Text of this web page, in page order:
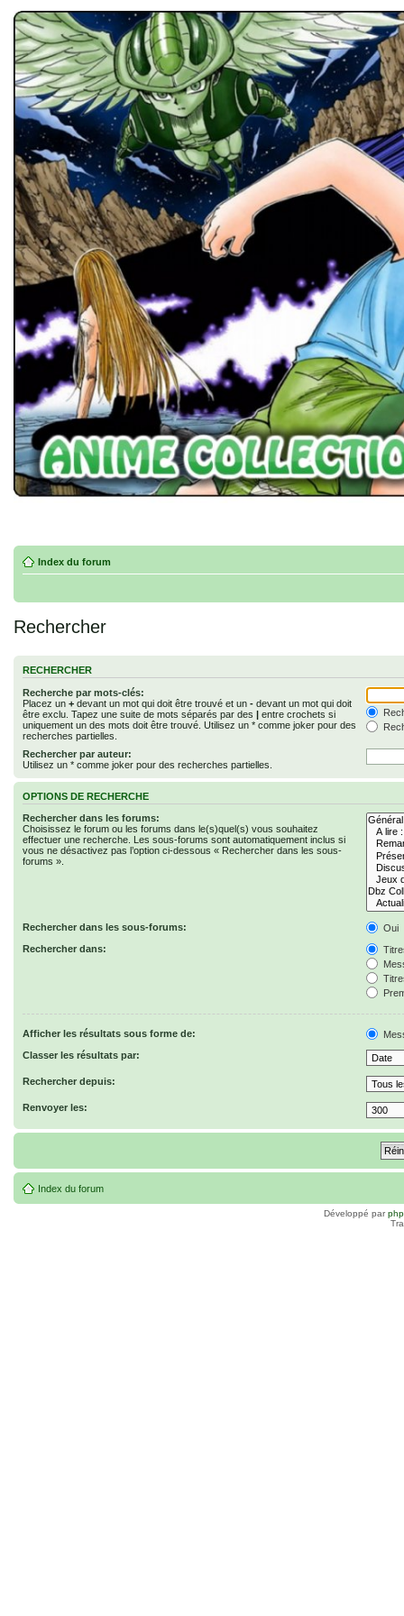
Index du forum
Rechercher
RECHERCHER
Recherche par mots-clés:
Placez un + devant un mot qui doit être trouvé et un - devant un mot qui doit
être exclu. Tapez une suite de mots séparés par des | entre crochets si
uniquement un des mots doit être trouvé. Utilisez un * comme joker pour des
recherches partielles.
Rechercher par auteur:
Utilisez un * comme joker pour des recherches partielles.
OPTIONS DE RECHERCHE
Rechercher dans les forums:
Choisissez le forum ou les forums dans le(s)quel(s) vous souhaitez
effectuer une recherche. Les sous-forums sont automatiquement inclus si
vous ne désactivez pas l’option ci-dessous « Rechercher dans les sous-
forums ».
Rechercher dans les sous-forums:
Oui
Rechercher dans:
Afficher les résultats sous forme de:
Classer les résultats par:
Rechercher depuis:
Renvoyer les:
Index du forum
Développé par